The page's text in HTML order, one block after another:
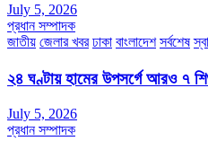
July 5, 2026
প্রধান সম্পাদক
জাতীয় জেলার খবর ঢাকা বাংলাদেশ সর্বশেষ
২৪ ঘণ্টায় হামের উপসর্গে আরও ৭
July 5, 2026
প্রধান সম্পাদক